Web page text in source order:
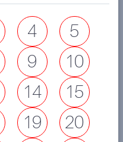
4
5
9
10
14
15
19
20